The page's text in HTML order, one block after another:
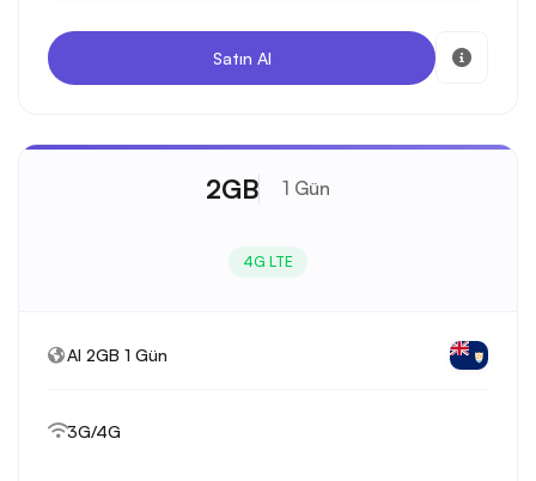
Satın Al
2GB 1 Gün
4G LTE
AI 2GB 1 Gün
3G/4G